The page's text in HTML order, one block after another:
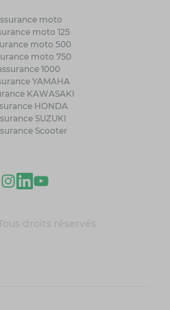
moto
moto 125
moto 500
moto 750
1000
YAMAHA
KAWASAKI
HONDA
SUZUKI
Scooter
droits réservés